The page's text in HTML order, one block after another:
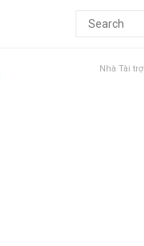
Nhà Tài trợ